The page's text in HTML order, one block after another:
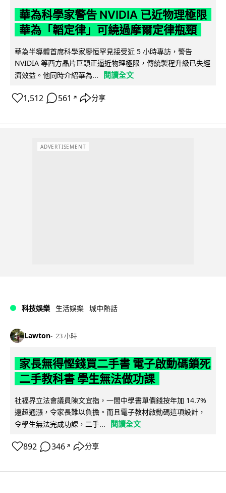
華為科學家警告 NVIDIA 已近物理極限
華為「韜定律」可繞過摩爾定律瓶頸
華為半導體首席科學家廖恒罕見接受近 5 小時專訪，警告
NVIDIA 等西方晶片巨頭正逼近物理極限，傳統製程升級已失經
濟效益。他同時介紹華為...
閱讀全文
1,512 561 ↗ 分享
ADVERTISEMENT
科技娛樂 生活娛樂 城中熱話
Lawton 23 小時
家長無得慳錢買二手書 電子啟動碼鎖死
二手教科書 學生無法做功課
社福界立法會議員陳文宜指，一間中學書單價錢按年加 14.7%
遠超通漲，令家長難以負擔。而且電子教材啟動碼這項設計，
令學生無法完成功課，二手...
閱讀全文
892 346 ↗ 分享